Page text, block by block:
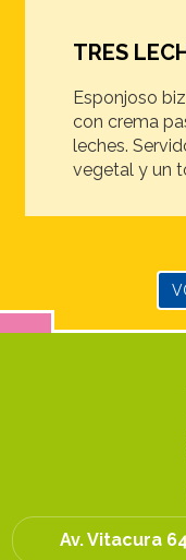
TRES
Esponjoso
con crema
leches.
vegetal y un
Av. Vitacura